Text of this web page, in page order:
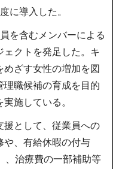
に導入した。
を含むメンバーによる
ェクトを発足した。キ
めざす女性の増加を図
理職候補の育成を目的
施している。
援として、従業員への
や、有給休暇の付与
、治療費の一部補助等